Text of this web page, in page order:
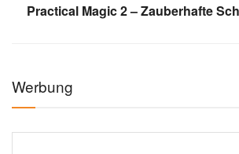
Practical Magic 2 – Zauberhafte
Werbung